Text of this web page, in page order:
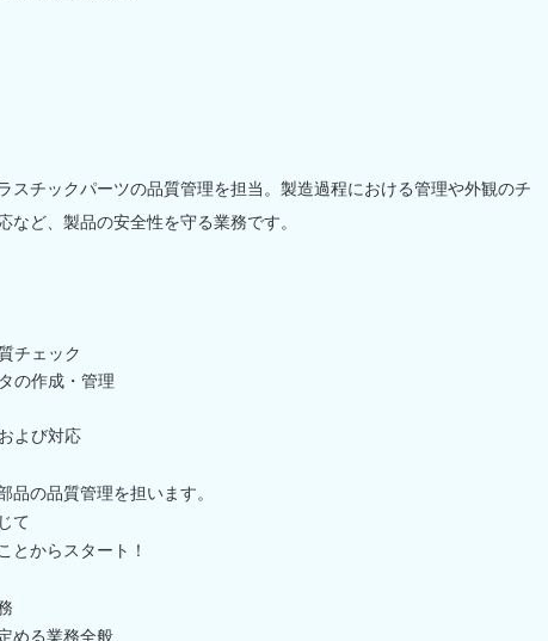
スチックパーツの品質管理を担当。製造過程における管理や外観のチ
など、製品の安全性を守る業務です。
チェック
の作成・管理
よび対応
品の品質管理を担います。
て
とからスタート！
める業務全般